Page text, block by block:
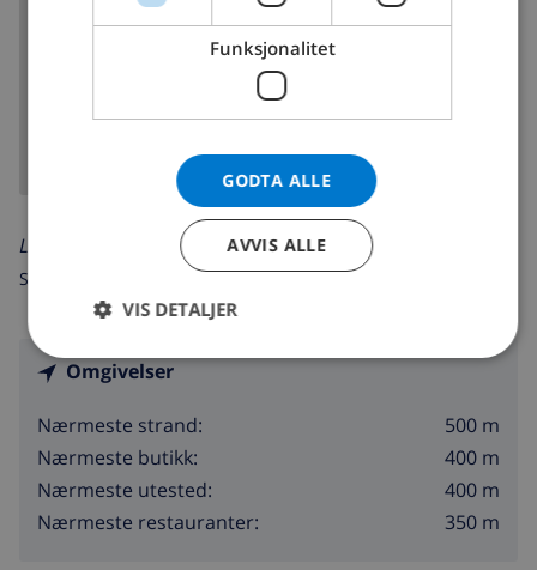
Les mer om:
Spania > Costa Brava >L'Escala>Riells Platja
Omgivelser
Nærmeste strand:
500 m
Nærmeste butikk:
400 m
Nærmeste utested:
400 m
Nærmeste restauranter:
350 m
Funksjonalitet
GODTA ALLE
AVVIS ALLE
VIS DETALJER